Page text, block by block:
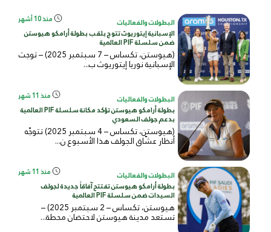
البطولات والفعاليات منذ 10 أشهر
الإسبانية إيتوريوث تتوج بلقب بطولة أرامكو هيوستن
ضمن سلسلة PIF العالمية
(هيوستن، تكساس – 7 سبتمبر 2025) – توجت
الإسبانية نوريا إيتوريوث ب...
البطولات والفعاليات منذ 11 شهر
بطولة أرامكو هيوستن تؤكد مكانة سلسلة PIF العالمية
بدعم جولف السعودي
(هيوستن، تكساس – 4 سبتمبر 2025) تتوجّه
أنظار عشّاق الجولف هذا الأسبوع ن...
البطولات والفعاليات منذ 11 شهر
بطولة أرامكو هيوستن تفتتح آفاقاً جديدة لجولف
السيدات ضمن سلسلة PIF العالمية
هيوستن، تكساس – 2 سبتمبر 2025) –
تستعد مدينة هيوستن لاحتضان محطة...